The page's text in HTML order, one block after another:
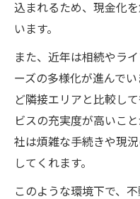
込まれるため、現金化
います。
また、近年は相続やラ
ーズの多様化が進んで
ど隣接エリアと比較し
ビスの充実度が高いこ
社は煩雑な手続きや現
してくれます。
このような環境下で、